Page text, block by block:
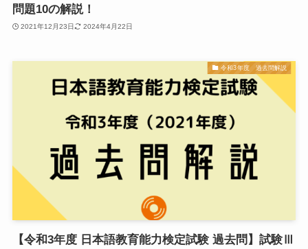
問題10の解説！
2021年12月23日 2024年4月22日
令和3年度 過去問解説
【令和3年度 日本語教育能力検定試験 過去問】試験Ⅲ